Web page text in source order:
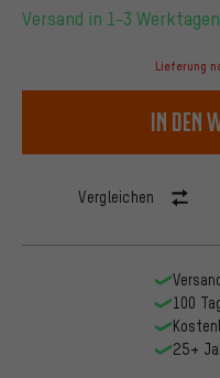
Versand in 1-3 Werktagen
Lieferung
In den
Vergleichen
100
25+